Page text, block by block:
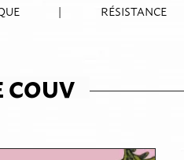
| RÉSISTANCE
COUV